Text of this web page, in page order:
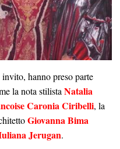
hanno preso parte
la nota stilistaNatalia
Caronia Ciribelli, la
Giovanna Bima
Jerugan.